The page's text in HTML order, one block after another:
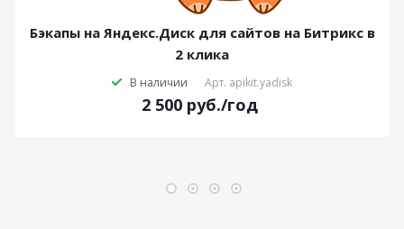
Бэкапы на Яндекс.Диск для сайтов на Битрикс в
2 клика
В наличии Арт. apikit.yadisk
2 500 руб./год